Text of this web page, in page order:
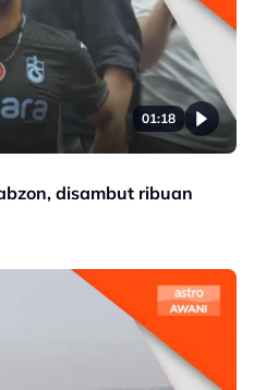
01:18
disambut ribuan